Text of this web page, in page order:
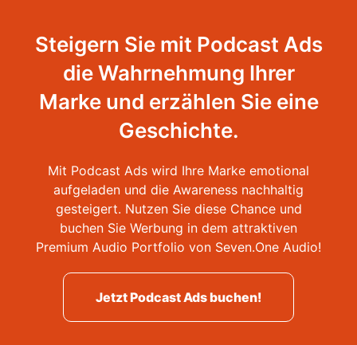
Steigern Sie mit Podcast Ads
die Wahrnehmung Ihrer
Marke und erzählen Sie eine
Geschichte.
Mit Podcast Ads wird Ihre Marke emotional
aufgeladen und die Awareness nachhaltig
gesteigert. Nutzen Sie diese Chance und
buchen Sie Werbung in dem attraktiven
Premium Audio Portfolio von Seven.One Audio!
Jetzt Podcast Ads buchen!